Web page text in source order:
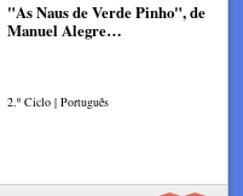
"As Naus de Verde Pinho", de
Manuel Alegre…
2.º Ciclo | Português